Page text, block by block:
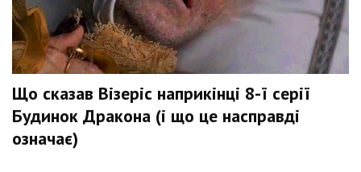
Що сказав Візеріс наприкінці 8-ї серії
Будинок Дракона (і що це насправді
означає)